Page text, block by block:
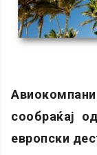
сообраќај од
европски